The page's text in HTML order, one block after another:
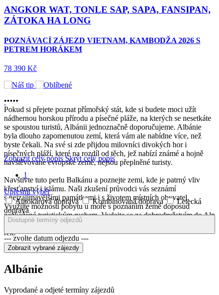
ANGKOR WAT, TONLE SAP, SAPA, FANSIPAN,
ZÁTOKA HA LONG
POZNÁVACÍ ZÁJEZD VIETNAM, KAMBODŽA 2026 S
PETREM HORÁKEM
78 390 Kč
•••••
Pokud si přejete poznat přímořský stát, kde si budete moci užít
nádhernou horskou přírodu a písečné pláže, na kterých se nesetkáte
se spoustou turistů, Albánii jednoznačně doporučujeme. Albánie
byla dlouho zapomenutou zemí, která vám ale nabídne více, než
byste čekali. Na své si zde přijdou milovníci divokých hor i
písečných pláží, které na rozdíl od těch, jež nabízí známé a hojně
navštěvované evropské země, nejsou přeplněné turisty.
Navštivte tuto perlu Balkánu a poznejte zemi, kde je patrný vliv
křesťanství i islámu. Naši zkušení průvodci vás seznámí
s nejzajímavějšími památkami i s životem místních obyvatel.
Využijte možnosti pobytu u moře s poznáním země doposud
nezkažené turistickým ruchem. Vydejte se za dobrodružstvím do Alp
a navštivte oblasti s divokou nedotčenou přírodou, spoustou jezer a
řek.
Zobrazit celý popis
Skrýt celý popis
1
Upřesnit výběr
Autokarová doprava
Kombinovaná doprava
Letecká
doprava
--- zvolte datum odjezdu ---